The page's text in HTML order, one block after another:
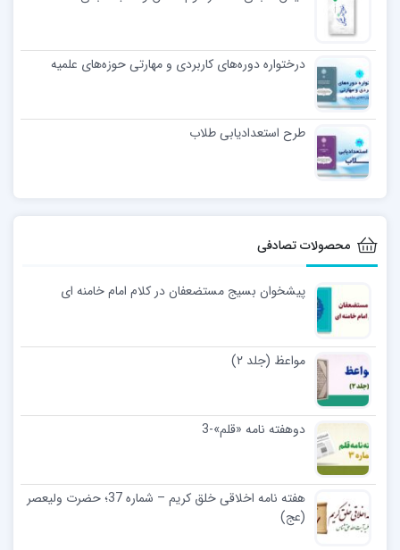
درختواره دوره‌های کاربردی و مهارتی حوزه‌های علمیه
طرح استعدادیابی طلاب
محصولات تصادفی
پیشخوان بسیج مستضعفان در کلام امام خامنه ای
مواعظ (جلد ۲)
دوهفته نامه «قلم»-3
هفته نامه اخلاقی خلق کریم – شماره 37؛ حضرت ولیعصر
(عج)